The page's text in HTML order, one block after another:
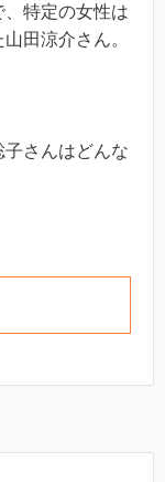
特定の女性は
田涼介さん。
さんはどんな